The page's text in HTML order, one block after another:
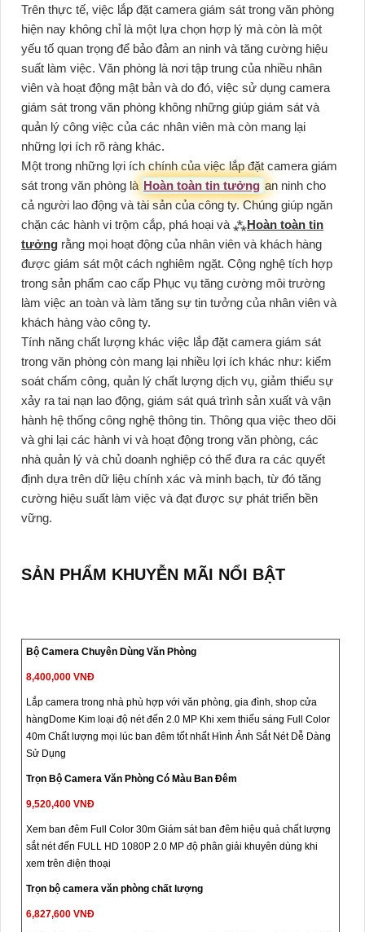
Trên thực tế, việc lắp đặt camera giám sát trong văn phòng
hiện nay không chỉ là một lựa chọn hợp lý mà còn là một
yếu tố quan trọng để bảo đảm an ninh và tăng cường hiệu
suất làm việc. Văn phòng là nơi tập trung của nhiều nhân
viên và hoạt động mật bản và do đó, việc sử dụng camera
giám sát trong văn phòng không những giúp giám sát và
quản lý công việc của các nhân viên mà còn mang lại
những lợi ích rõ ràng khác.
Một trong những lợi ích chính của việc lắp đặt camera giám
sát trong văn phòng là Hoàn toàn tin tưởng an ninh cho
cả người lao động và tài sản của công ty. Chúng giúp ngăn
chặn các hành vi trộm cắp, phá hoại và ⁂Hoàn toàn tin
tưởng rằng mọi hoạt động của nhân viên và khách hàng
được giám sát một cách nghiêm ngặt. Cộng nghệ tích hợp
trong sản phẩm cao cấp Phục vụ tăng cường môi trường
làm việc an toàn và làm tăng sự tin tưởng của nhân viên và
khách hàng vào công ty.
Tính năng chất lượng khác việc lắp đặt camera giám sát
trong văn phòng còn mang lại nhiều lợi ích khác như: kiểm
soát chấm công, quản lý chất lượng dịch vụ, giảm thiểu sự
xảy ra tai nạn lao động, giám sát quá trình sản xuất và vận
hành hệ thống công nghệ thông tin. Thông qua việc theo dõi
và ghi lại các hành vi và hoạt động trong văn phòng, các
nhà quản lý và chủ doanh nghiệp có thể đưa ra các quyết
định dựa trên dữ liệu chính xác và minh bạch, từ đó tăng
cường hiệu suất làm việc và đạt được sự phát triển bền
vững.
SẢN PHẨM KHUYỄN MÃI NỔI BẬT
Bộ Camera Chuyên Dùng Văn Phòng
8,400,000 VNĐ
Lắp camera trong nhà phù hợp với văn phòng, gia đình, shop cửa
hàngDome Kim loại độ nét đến 2.0 MP Khi xem thiếu sáng Full Color
40m Chất lượng mọi lúc ban đêm tốt nhất Hình Ảnh Sắt Nét Dễ Dàng
Sử Dụng
Trọn Bộ Camera Văn Phòng Có Màu Ban Đêm
9,520,400 VNĐ
Xem ban đêm Full Color 30m Giám sát ban đêm hiệu quả chất lượng
sắt nét đến FULL HD 1080P 2.0 MP độ phân giải khuyên dùng khi
xem trên điện thoại
Trọn bộ camera văn phòng chất lượng
6,827,600 VNĐ